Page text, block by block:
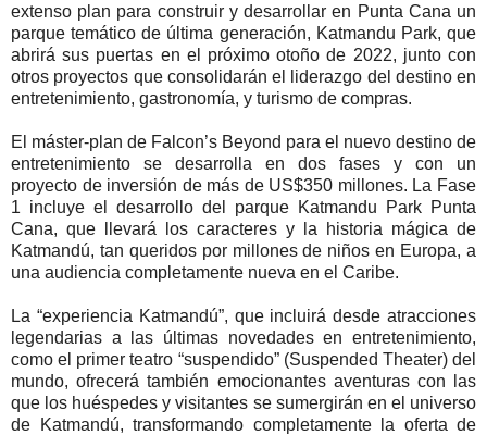
extenso plan para construir y desarrollar en Punta Cana un
parque temático de última generación, Katmandu Park, que
abrirá sus puertas en el próximo otoño de 2022, junto con
otros proyectos que consolidarán el liderazgo del destino en
entretenimiento, gastronomía, y turismo de compras.
El máster-plan de Falcon’s Beyond para el nuevo destino de
entretenimiento se desarrolla en dos fases y con un
proyecto de inversión de más de US$350 millones. La Fase
1 incluye el desarrollo del parque Katmandu Park Punta
Cana, que llevará los caracteres y la historia mágica de
Katmandú, tan queridos por millones de niños en Europa, a
una audiencia completamente nueva en el Caribe.
La “experiencia Katmandú”, que incluirá desde atracciones
legendarias a las últimas novedades en entretenimiento,
como el primer teatro “suspendido” (Suspended Theater) del
mundo, ofrecerá también emocionantes aventuras con las
que los huéspedes y visitantes se sumergirán en el universo
de Katmandú, transformando completamente la oferta de